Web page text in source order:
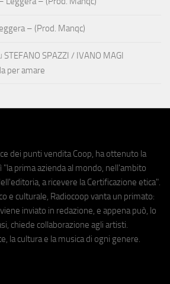
– (Prod. Manqc)
STEFANO SPAZZI / IVANO MAGI
per amare
dei punti vendita Coop, ha ottenuto la
"la prima azienda al mondo, nell'ambito
a ricevere la Certificazione etica".
e culturale, Radiocoop vanta un primato:
inviato in redazione, e appena può, lo
chiede collaborazione agli artisti.
la cultura e la musica di ogni genere.